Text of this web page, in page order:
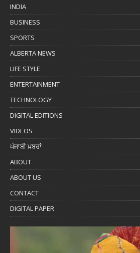
INDIA
BUSINESS
SPORTS
ALBERTA NEWS
LIFE STYLE
ENTERTAINMENT
TECHNOLOGY
DIGITAL EDITIONS
VIDEOS
ਪੰਜਾਬੀ ਖ਼ਬਰਾਂ
ABOUT
ABOUT US
CONTACT
DIGITAL PAPER